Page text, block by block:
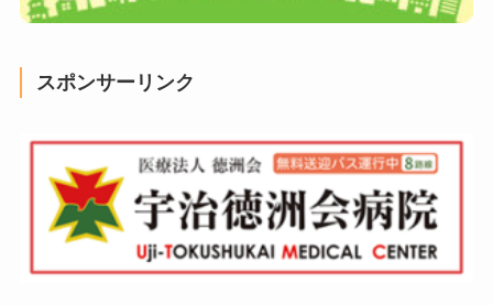
スポンサーリンク